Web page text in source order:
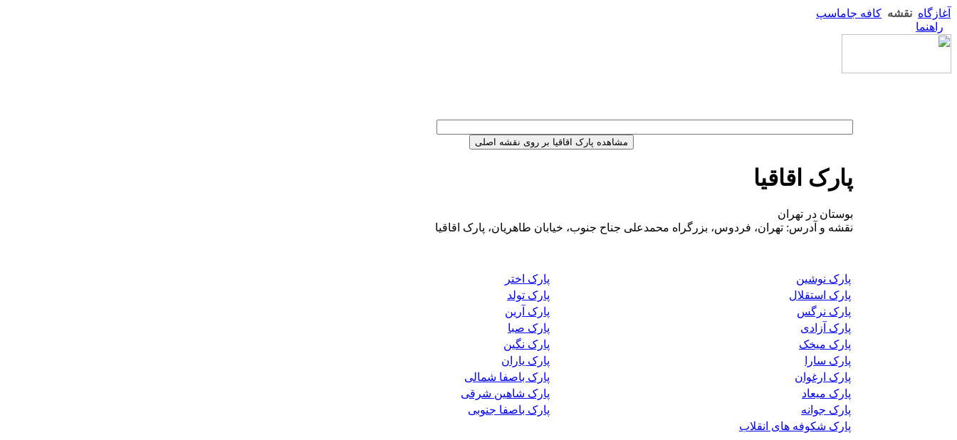
آغازگاه نقشه کافه جاماسپ
راهنما
پارک اقاقیا
بوستان در تهران
نقشه و آدرس: تهران، فردوس، بزرگراه محمدعلی جناح جنوب، خیابان طاهریان، پارک اقاقیا
پارک نوشین
پارک اختر
پارک استقلال
پارک تولد
پارک نرگس
پارک آرین
پارک آزادی
پارک صبا
پارک میخک
پارک نگین
پارک سارا
پارک یاران
پارک ارغوان
پارک باصفا شمالی
پارک میعاد
پارک شاهین شرقی
پارک جوانه
پارک باصفا جنوبی
پارک شکوفه های انقلاب